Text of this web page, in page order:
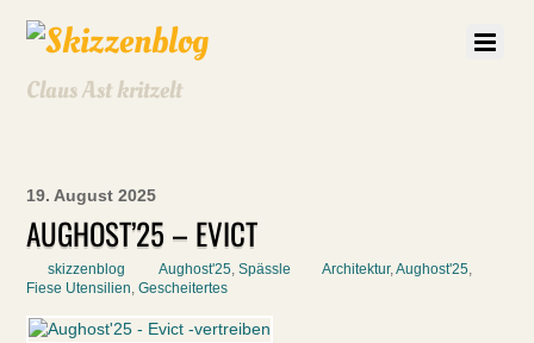
Claus Ast kritzelt
19. August 2025
AUGHOST’25 – EVICT
skizzenblog Aughost'25,Spässle Architektur,Aughost'25,
Fiese Utensilien,Gescheitertes